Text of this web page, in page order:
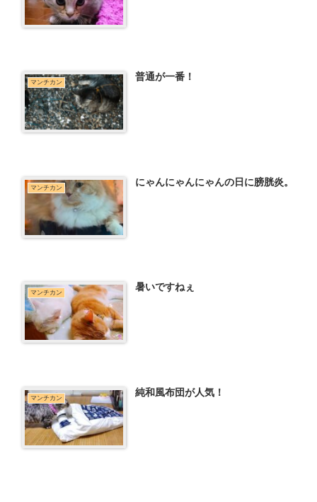
マンチカン 普通が一番！
マンチカン にゃんにゃんにゃんの日に膀胱炎。
マンチカン 暑いですねぇ
マンチカン 純和風布団が人気！